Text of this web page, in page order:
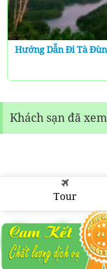
Hướng Dẫn Đi Tà
Khách sạn đã xem
Tour